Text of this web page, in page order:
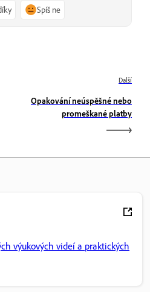
Spíš ne
Další
Opakování neúspěšné nebo
promeškané platby
výukových videí a praktických